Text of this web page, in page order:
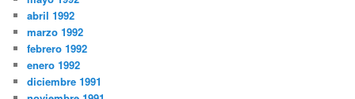
abril 1992
marzo 1992
febrero 1992
enero 1992
diciembre 1991